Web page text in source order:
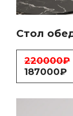
Стол
220000₽
187000₽